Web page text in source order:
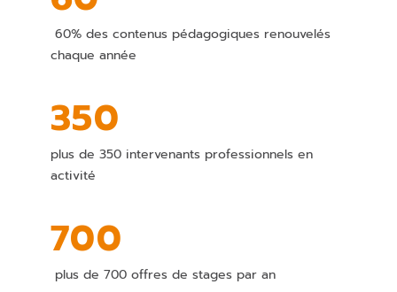
60% des contenus pédagogiques renouvelés
chaque année
350
plus de 350 intervenants professionnels en
activité
700
plus de 700 offres de stages par an